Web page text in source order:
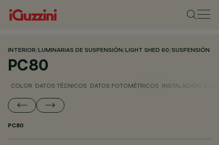
INTERIOR/LUMINARIAS DE SUSPENSIÓN/LIGHT SHED 60/SUSPENSIÓN
PC80
COLOR DATOS TÉCNICOS DATOS FOTOMÉTRICOS INSTALACIÓN
PC80